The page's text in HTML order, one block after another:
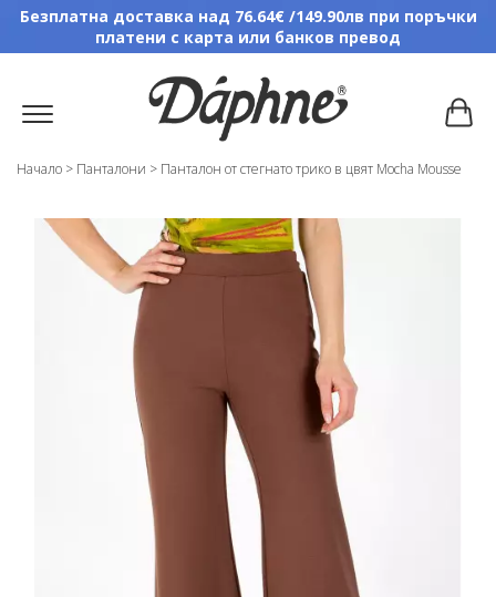
Безплатна доставка над 76.64€ /149.90лв при поръчки
платени с карта или банков превод
Начало > Панталони > Панталон от стегнато трико в цвят Mocha Mousse